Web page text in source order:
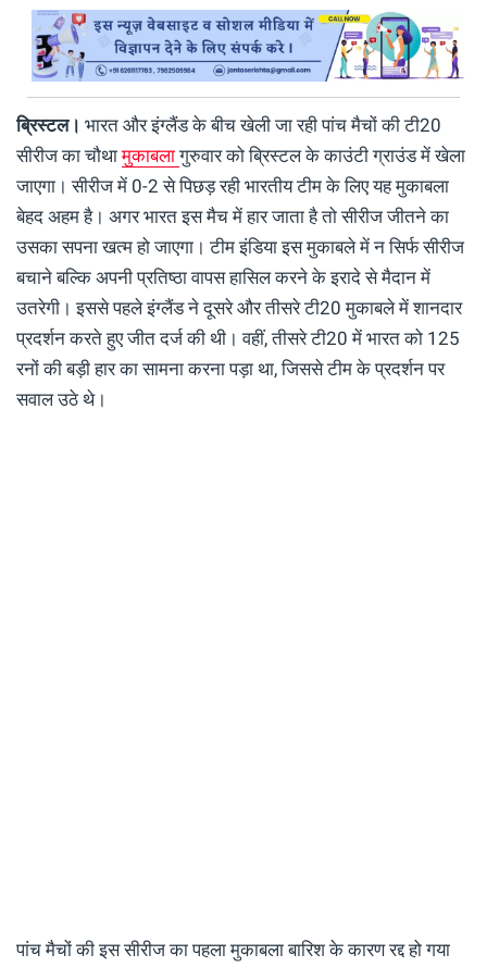
ब्रिस्टल। भारत और इंग्लैंड के बीच खेली जा रही पांच मैचों की टी20
सीरीज का चौथामुकाबलागुरुवार को ब्रिस्टल के काउंटी ग्राउंड में खेला
जाएगा। सीरीज में 0-2 से पिछड़ रही भारतीय टीम के लिए यह मुकाबला
बेहद अहम है। अगर भारत इस मैच में हार जाता है तो सीरीज जीतने का
उसका सपना खत्म हो जाएगा। टीम इंडिया इस मुकाबले में न सिर्फ सीरीज
बचाने बल्कि अपनी प्रतिष्ठा वापस हासिल करने के इरादे से मैदान में
उतरेगी। इससे पहले इंग्लैंड ने दूसरे और तीसरे टी20 मुकाबले में शानदार
प्रदर्शन करते हुए जीत दर्ज की थी। वहीं, तीसरे टी20 में भारत को 125
रनों की बड़ी हार का सामना करना पड़ा था, जिससे टीम के प्रदर्शन पर
सवाल उठे थे।
पांच मैचों की इस सीरीज का पहला मुकाबला बारिश के कारण रद्द हो गया